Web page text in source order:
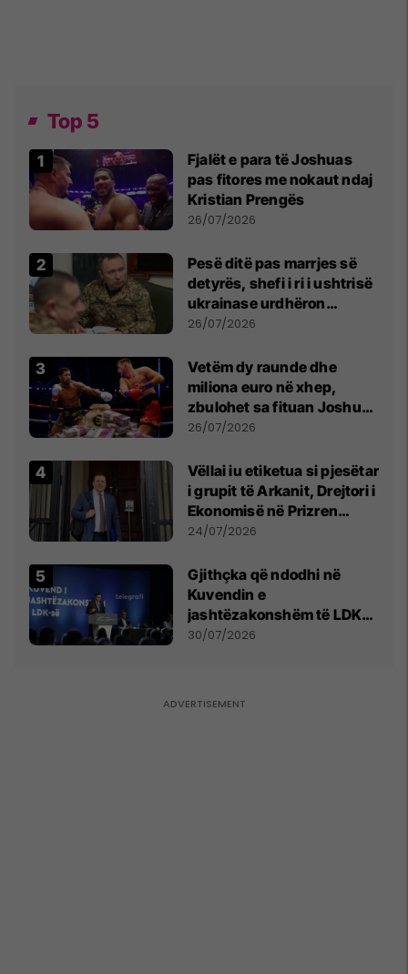
Top 5
Fjalët e para të Joshuas
pas fitores me nokaut ndaj
Kristian Prengës
26/07/2026
Pesë ditë pas marrjes së
detyrës, shefi i ri i ushtrisë
ukrainase urdhëron
kontroll të madh
26/07/2026
Vetëm dy raunde dhe
miliona euro në xhep,
zbulohet sa fituan Joshua
e Prenga
26/07/2026
Vëllai iu etiketua si pjesëtar
i grupit të Arkanit, Drejtori i
Ekonomisë në Prizren
mohon pretendimet
24/07/2026
Gjithçka që ndodhi në
Kuvendin e
jashtëzakonshëm të LDK-
së
30/07/2026